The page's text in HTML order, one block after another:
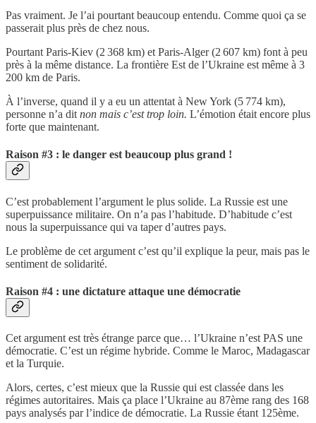
Pas vraiment. Je l’ai pourtant beaucoup entendu. Comme quoi ça se
passerait plus près de chez nous.
Pourtant Paris-Kiev (2 368 km) et Paris-Alger (2 607 km) font à peu
près à la même distance. La frontière Est de l’Ukraine est même à 3
200 km de Paris.
À l’inverse, quand il y a eu un attentat à New York (5 774 km),
personne n’a dit non mais c’est trop loin. L’émotion était encore plus
forte que maintenant.
Raison #3 : le danger est beaucoup plus grand !
C’est probablement l’argument le plus solide. La Russie est une
superpuissance militaire. On n’a pas l’habitude. D’habitude c’est
nous la superpuissance qui va taper d’autres pays.
Le problème de cet argument c’est qu’il explique la peur, mais pas le
sentiment de solidarité.
Raison #4 : une dictature attaque une démocratie
Cet argument est très étrange parce que… l’Ukraine n’est PAS une
démocratie. C’est un régime hybride. Comme le Maroc, Madagascar
et la Turquie.
Alors, certes, c’est mieux que la Russie qui est classée dans les
régimes autoritaires. Mais ça place l’Ukraine au 87ème rang des 168
pays analysés par l’indice de démocratie. La Russie étant 125ème.